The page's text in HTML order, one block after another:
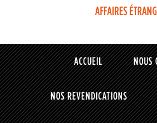
AFFAIRES
ACCUEIL NOUS
NOS REVENDICATIONS